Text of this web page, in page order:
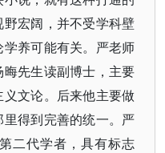
宏阔，并不受学科壁
养可能有关。严老师
先生读副博士，主要
文论。后来他主要做
得到完善的统一。严
二代学者，具有标志